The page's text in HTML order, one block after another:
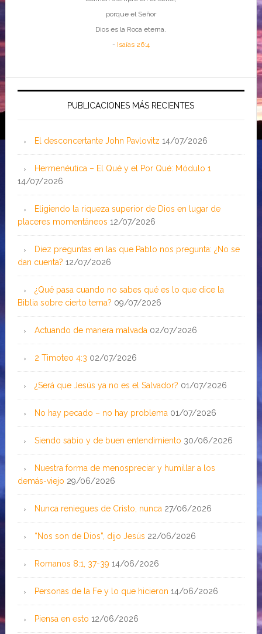
porque el Señor
Dios es la Roca eterna.
- Isaías 26:4
PUBLICACIONES MÁS RECIENTES
El desconcertante John Pavlovitz 14/07/2026
Hermenéutica – El Qué y el Por Qué: Módulo 1
14/07/2026
Eligiendo la riqueza superior de Dios en lugar de
placeres momentáneos 12/07/2026
Diez preguntas en las que Pablo nos pregunta: ¿No se
dan cuenta? 12/07/2026
¿Qué pasa cuando no sabes qué es lo que dice la
Biblia sobre cierto tema? 09/07/2026
Actuando de manera malvada 02/07/2026
2 Timoteo 4:3 02/07/2026
¿Será que Jesús ya no es el Salvador? 01/07/2026
No hay pecado – no hay problema 01/07/2026
Siendo sabio y de buen entendimiento 30/06/2026
Nuestra forma de menospreciar y humillar a los
demás-viejo 29/06/2026
Nunca reniegues de Cristo, nunca 27/06/2026
“Nos son de Dios”, dijo Jesús 22/06/2026
Romanos 8:1, 37-39 14/06/2026
Personas de la Fe y lo que hicieron 14/06/2026
Piensa en esto 12/06/2026